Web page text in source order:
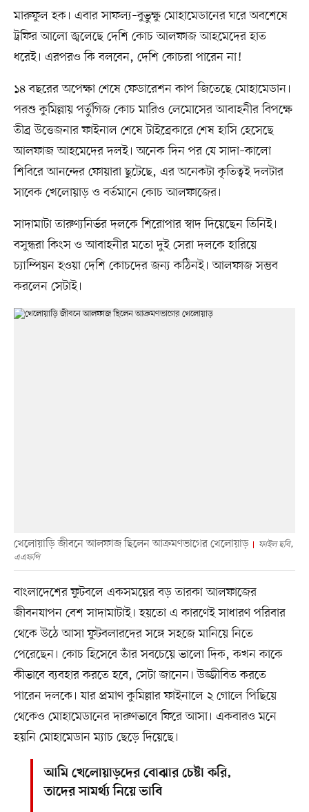
মারুফুল হক। এবার সাফল্য–বুভুক্ষু মোহামেডানের ঘরে অবশেষে
ট্রফির আলো জ্বলেছে দেশি কোচ আলফাজ আহমেদের হাত
ধরেই। এরপরও কি বলবেন, দেশি কোচরা পারেন না!
১৪ বছরের অপেক্ষা শেষে ফেডারেশন কাপ জিতেছে মোহামেডান।
পরশু কুমিল্লায় পর্তুগিজ কোচ মারিও লেমোসের আবাহনীর বিপক্ষে
তীব্র উত্তেজনার ফাইনাল শেষে টাইব্রেকারে শেষ হাসি হেসেছে
আলফাজ আহমেদের দলই। অনেক দিন পর যে সাদা–কালো
শিবিরে আনন্দের ফোয়ারা ছুটেছে, এর অনেকটা কৃতিত্বই দলটার
সাবেক খেলোয়াড় ও বর্তমানে কোচ আলফাজের।
সাদামাটা তারুণ্যনির্ভর দলকে শিরোপার স্বাদ দিয়েছেন তিনিই।
বসুন্ধরা কিংস ও আবাহনীর মতো দুই সেরা দলকে হারিয়ে
চ্যাম্পিয়ন হওয়া দেশি কোচদের জন্য কঠিনই। আলফাজ সম্ভব
করলেন সেটাই।
খেলোয়াড়ি জীবনে আলফাজ ছিলেন আক্রমণভাগের খেলোয়াড়
ফাইল ছবি,
এএফপি
বাংলাদেশের ফুটবলে একসময়ের বড় তারকা আলফাজের
জীবনযাপন বেশ সাদামাটাই। হয়তো এ কারণেই সাধারণ পরিবার
থেকে উঠে আসা ফুটবলারদের সঙ্গে সহজে মানিয়ে নিতে
পেরেছেন। কোচ হিসেবে তাঁর সবচেয়ে ভালো দিক, কখন কাকে
কীভাবে ব্যবহার করতে হবে, সেটা জানেন। উজ্জীবিত করতে
পারেন দলকে। যার প্রমাণ কুমিল্লার ফাইনালে ২ গোলে পিছিয়ে
থেকেও মোহামেডানের দারুণভাবে ফিরে আসা। একবারও মনে
হয়নি মোহামেডান ম্যাচ ছেড়ে দিয়েছে।
আমি খেলোয়াড়দের বোঝার চেষ্টা করি,
তাদের সামর্থ্য নিয়ে ভাবি